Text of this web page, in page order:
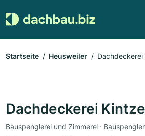
Startseite Heusweiler Dachdeckerei
Dachdeckerei
Bauspenglerei und Zimmerei ·